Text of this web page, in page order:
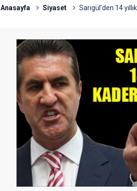
Anasayfa Siyaset Sarıgül’den 14